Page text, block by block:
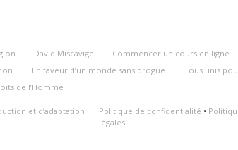
David Miscavige Commencer un cours en ligne
En faveur d’un monde sans drogue
Tous unis
de l’Homme
et d’adaptation
Politique de confidentialité •
légales